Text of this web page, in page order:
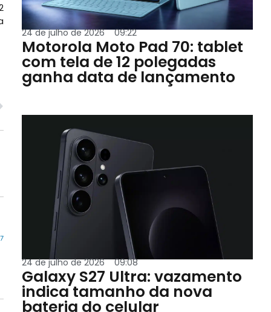
24 de julho de 2026 09:22
Motorola Moto Pad 70: tablet
com tela de 12 polegadas
ganha data de lançamento
24 de julho de 2026 09:08
Galaxy S27 Ultra: vazamento
indica tamanho da nova
bateria do celular